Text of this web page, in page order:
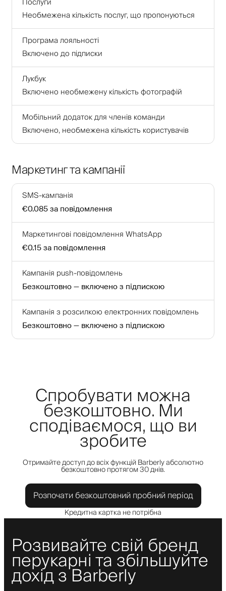
Необмежена кількість послуг, що пропонуються
Програма лояльності
Включено до підписки
Лукбук
Включено необмежену кількість фотографій
Мобільний додаток для членів команди
Включено, необмежена кількість користувачів
Маркетинг та кампанії
SMS-кампанія
€0.085 за повідомлення
Маркетингові повідомлення WhatsApp
€0.15 за повідомлення
Кампанія push-повідомлень
Безкоштовно — включено з підпискою
Кампанія з розсилкою електронних повідомлень
Безкоштовно — включено з підпискою
Спробувати можна
безкоштовно. Ми
сподіваємося, що ви
зробите
Отримайте доступ до всіх функцій Barberly абсолютно
безкоштовно протягом 30 днів.
Розпочати безкоштовний пробний період
Кредитна картка не потрібна
Розвивайте свій бренд
перукарні та збільшуйте
дохід з Barberly